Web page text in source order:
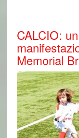
CALCIO:
Memorial